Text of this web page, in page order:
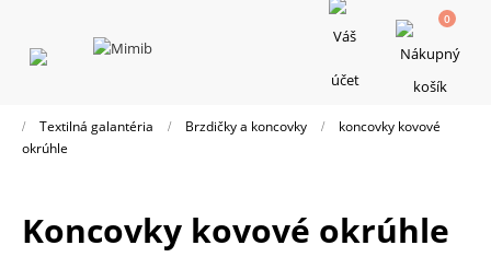
Toggle
navigation
0
Textilná galantéria Brzdičky a koncovky
koncovky kovové
okrúhle
koncovky kovové okrúhle